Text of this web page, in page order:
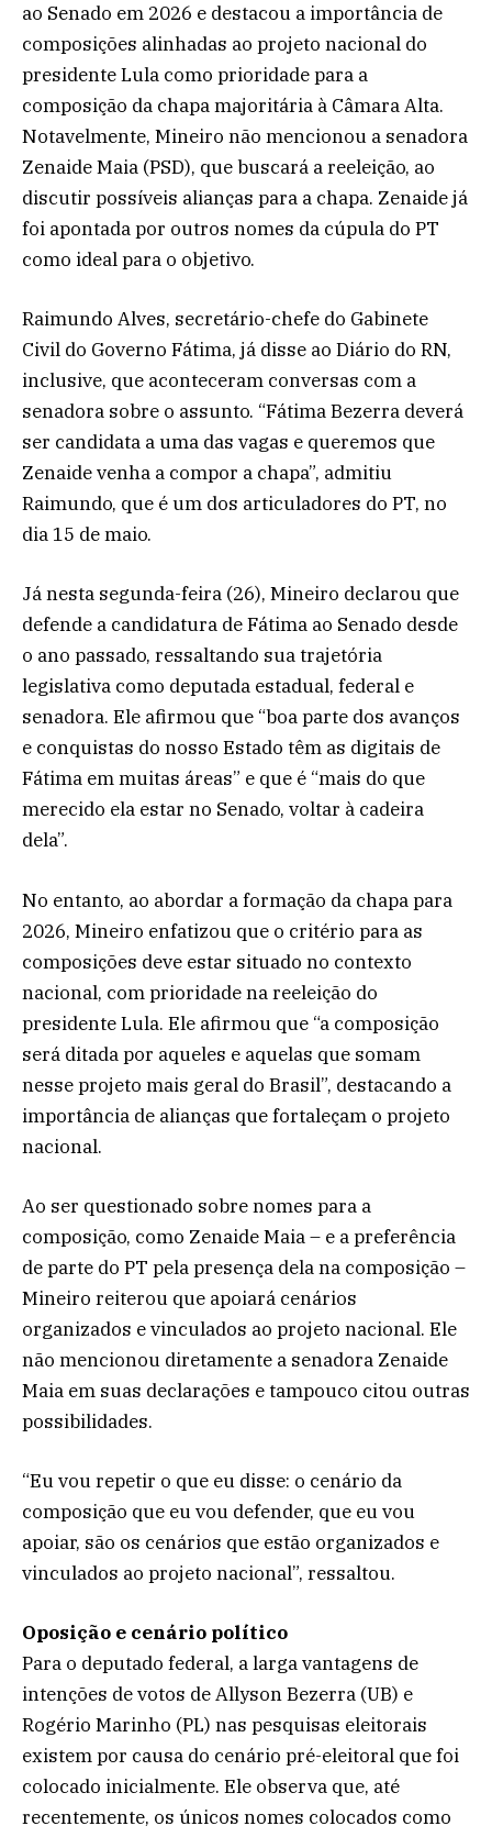
ao Senado em 2026 e destacou a importância de
composições alinhadas ao projeto nacional do
presidente Lula como prioridade para a
composição da chapa majoritária à Câmara Alta.
Notavelmente, Mineiro não mencionou a senadora
Zenaide Maia (PSD), que buscará a reeleição, ao
discutir possíveis alianças para a chapa. Zenaide já
foi apontada por outros nomes da cúpula do PT
como ideal para o objetivo.
Raimundo Alves, secretário-chefe do Gabinete
Civil do Governo Fátima, já disse ao Diário do RN,
inclusive, que aconteceram conversas com a
senadora sobre o assunto. “Fátima Bezerra deverá
ser candidata a uma das vagas e queremos que
Zenaide venha a compor a chapa”, admitiu
Raimundo, que é um dos articuladores do PT, no
dia 15 de maio.
Já nesta segunda-feira (26), Mineiro declarou que
defende a candidatura de Fátima ao Senado desde
o ano passado, ressaltando sua trajetória
legislativa como deputada estadual, federal e
senadora. Ele afirmou que “boa parte dos avanços
e conquistas do nosso Estado têm as digitais de
Fátima em muitas áreas” e que é “mais do que
merecido ela estar no Senado, voltar à cadeira
dela”.
No entanto, ao abordar a formação da chapa para
2026, Mineiro enfatizou que o critério para as
composições deve estar situado no contexto
nacional, com prioridade na reeleição do
presidente Lula. Ele afirmou que “a composição
será ditada por aqueles e aquelas que somam
nesse projeto mais geral do Brasil”, destacando a
importância de alianças que fortaleçam o projeto
nacional.
Ao ser questionado sobre nomes para a
composição, como Zenaide Maia – e a preferência
de parte do PT pela presença dela na composição –
Mineiro reiterou que apoiará cenários
organizados e vinculados ao projeto nacional. Ele
não mencionou diretamente a senadora Zenaide
Maia em suas declarações e tampouco citou outras
possibilidades.
“Eu vou repetir o que eu disse: o cenário da
composição que eu vou defender, que eu vou
apoiar, são os cenários que estão organizados e
vinculados ao projeto nacional”, ressaltou.
Oposição e cenário político
Para o deputado federal, a larga vantagens de
intenções de votos de Allyson Bezerra (UB) e
Rogério Marinho (PL) nas pesquisas eleitorais
existem por causa do cenário pré-eleitoral que foi
colocado inicialmente. Ele observa que, até
recentemente, os únicos nomes colocados como